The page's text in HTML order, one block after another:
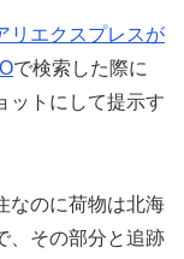
リエクスプレスが
で検索した際に
ットにして提示す
なのに荷物は北海
、その部分と追跡